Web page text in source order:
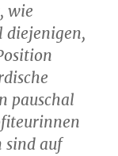
wie
diejenigen,
pauschal
sind auf